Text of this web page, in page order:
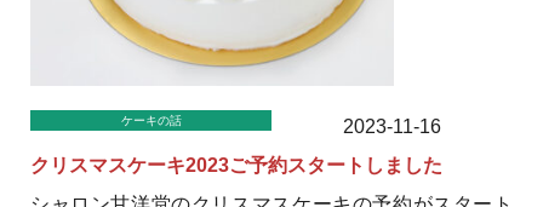
ケーキの話
2023-11-16
クリスマスケーキ2023ご予約スタートしました